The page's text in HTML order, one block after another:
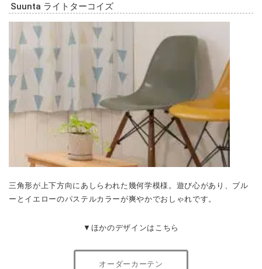
Suunta ライトターコイズ
三角形が上下方向にあしらわれた幾何学模様。遊び心があり、ブル
ーとイエローのパステルカラーが爽やかでおしゃれです。
▼ほかのデザインはこちら
オーダーカーテン